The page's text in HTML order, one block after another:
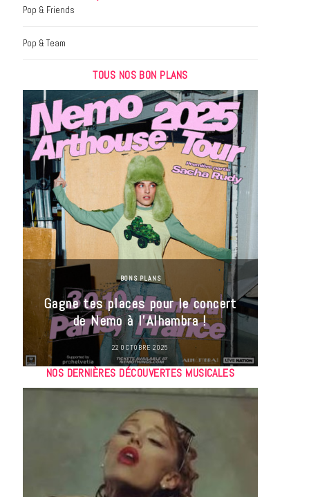
Pop & Friends
Pop & Team
TOUS NOS BON PLANS
BONS PLANS
Gagne tes places pour le concert
de Nemo à l’Alhambra !
22 OCTOBRE 2025
NOS DERNIÈRES DÉCOUVERTES MUSICALES